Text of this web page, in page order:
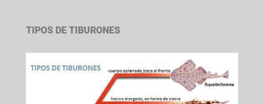
TIPOS DE TIBURONES